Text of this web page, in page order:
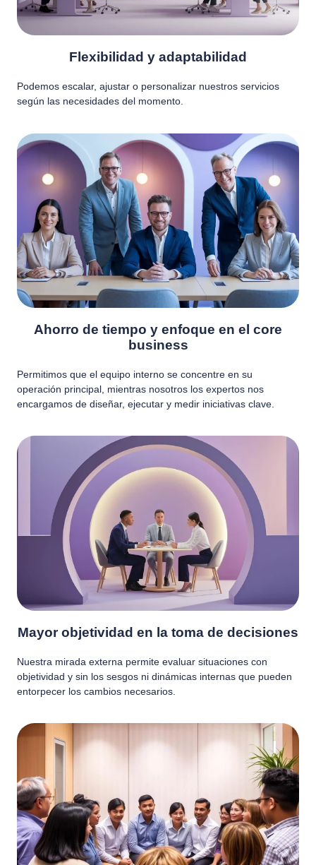
Flexibilidad y adaptabilidad
Podemos escalar, ajustar o personalizar nuestros servicios
según las necesidades del momento.
Ahorro de tiempo y enfoque en el core
business
Permitimos que el equipo interno se concentre en su
operación principal, mientras nosotros los expertos nos
encargamos de diseñar, ejecutar y medir iniciativas clave.
Mayor objetividad en la toma de decisiones
Nuestra mirada externa permite evaluar situaciones con
objetividad y sin los sesgos ni dinámicas internas que pueden
entorpecer los cambios necesarios.